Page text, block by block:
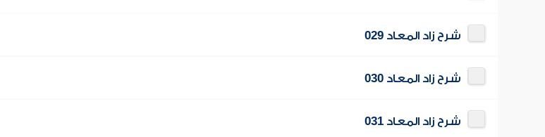
شرح زاد المعاد 029
شرح زاد المعاد 030
شرح زاد المعاد 031